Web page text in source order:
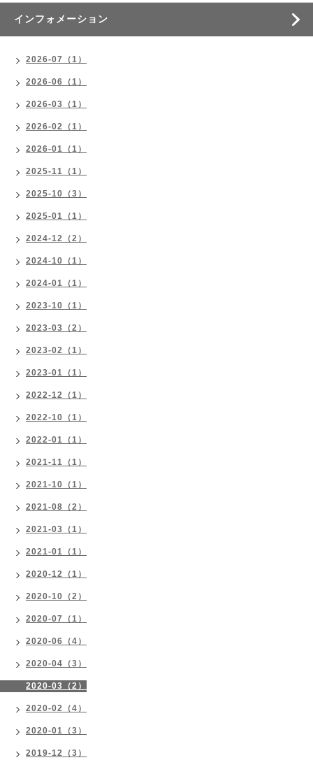
インフォメーション
2026-07（1）
2026-06（1）
2026-03（1）
2026-02（1）
2026-01（1）
2025-11（1）
2025-10（3）
2025-01（1）
2024-12（2）
2024-10（1）
2024-01（1）
2023-10（1）
2023-03（2）
2023-02（1）
2023-01（1）
2022-12（1）
2022-10（1）
2022-01（1）
2021-11（1）
2021-10（1）
2021-08（2）
2021-03（1）
2021-01（1）
2020-12（1）
2020-10（2）
2020-07（1）
2020-06（4）
2020-04（3）
2020-03（2）
2020-02（4）
2020-01（3）
2019-12（3）